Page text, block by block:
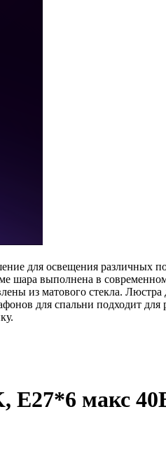
для освещения
выполнена в
из матового стекла.
для спальни подходит
E27*6 макс